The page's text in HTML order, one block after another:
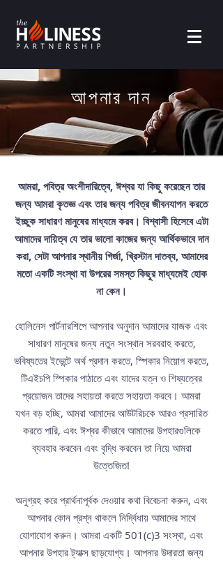
আপনার দান
আমরা, পবিত্র অংশীদারিত্বে, ঈশ্বর যা কিছু করেছেন তার
জন্য আমরা কৃতজ্ঞ এবং তার জন্য পবিত্র জীবনযাপন করতে
ইচ্ছুক সাধারণ মানুষের মাধ্যমে করব। বিশ্বাসী হিসেবে এটা
আমাদের দায়িত্ব যে তার ভালো কাজের জন্য আর্থিকভাবে দান
করা, সেটা আপনার স্থানীয় গির্জা, খ্রিস্টান দাতব্য, আমাদের
মতো একটি সংস্থা বা উপরের সমস্ত কিছুর মাধ্যমেই হোক
না কেন।
হোলিনেস পার্টনারশিপে আপনার অনুদান আমাদের যাজক এবং
সাধারণ মানুষের জন্য নতুন সংস্থান সরবরাহ করতে,
ভবিষ্যতের ইভেন্টে অর্থ প্রদান করতে, স্পিকার নিয়োগ করতে,
টিএইচপি স্পিকার পাঠাতে এবং যাদের যত্ন ও শিষ্যত্বের
প্রয়োজন তাদের সহায়তা করতে সহায়তা করবে। আমরা
যখন বড় হচ্ছি, আমরা আমাদের আউটরিচকে আরও প্রসারিত
করতে পারি, এবং ঈশ্বর কীভাবে আমাদের উপহারগুলিকে
ব্যবহার করবেন এবং বৃদ্ধি করবেন তা নিয়ে আমরা
উত্তেজিত!
অনুগ্রহ করে প্রার্থনাপূর্বক দেওয়ার কথা বিবেচনা করুন, এবং
আপনার কোন প্রশ্ন থাকলে নির্দ্বিধায় আমাদের সাথে
যোগাযোগ করুন। আমরা একটি 501(c)3 সংস্থা, এবং
আপনার উপহার ট্যাক্স ছাড়যোগ্য। আপনার উদারতা জন্য